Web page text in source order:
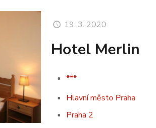
19. 3. 2020
Hotel Merlin
***
Hlavní město Praha
Praha 2